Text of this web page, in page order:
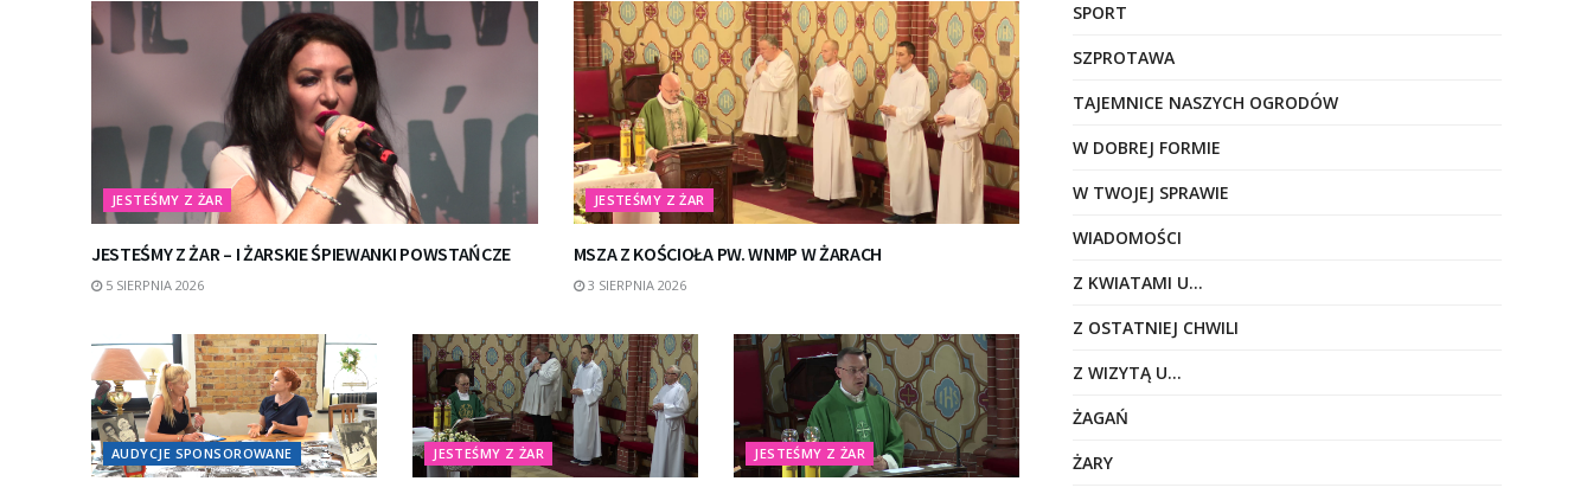
JESTEŚMY Z ŻAR
JESTEŚMY Z ŻAR – I ŻARSKIE ŚPIEWANKI POWSTAŃCZE
5 SIERPNIA 2026
JESTEŚMY Z ŻAR
MSZA Z KOŚCIOŁA PW. WNMP W ŻARACH
3 SIERPNIA 2026
AUDYCJE SPONSOROWANE JESTEŚMY Z ŻAR JESTEŚMY Z ŻAR
SPORT
SZPROTAWA
TAJEMNICE NASZYCH OGRODÓW
W DOBREJ FORMIE
W TWOJEJ SPRAWIE
WIADOMOŚCI
Z KWIATAMI U…
Z OSTATNIEJ CHWILI
Z WIZYTĄ U…
ŻAGAŃ
ŻARY